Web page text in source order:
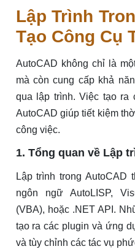
Lập Trình
Tạo Công Cụ
AutoCAD không chỉ là
mà còn cung cấp khả
qua lập trình. Việc tạo ra
AutoCAD giúp tiết kiệm
công việc.
1. Tổng quan về Lập
Lập trình trong
ngôn ngữ AutoLISP,
(VBA), hoặc .NET API.
tạo ra các plugin và ứng
và tùy chỉnh các tác vụ